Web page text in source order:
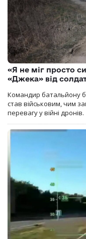
«Я не міг просто
«Джека» від
Командир батальйону
став військовим, чим
перевагу у війні дронів.